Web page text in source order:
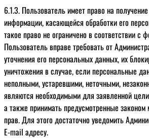
6.1.3. Пользователь имеет право на
информации, касающейся обработки его
такое право не ограничено в соответствии с
Пользователь вправе требовать от
уточнения его персональных данных, их
уничтожения в случае, если персональные
неполными, устаревшими, неточными,
являются необходимыми для заявленной
а также принимать предусмотренные
прав. Для этого достаточно уведомить
E-mail адресу.